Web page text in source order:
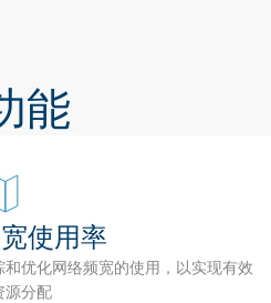
能
使用率
和优化网络频宽的使用，以实现有效
源分配